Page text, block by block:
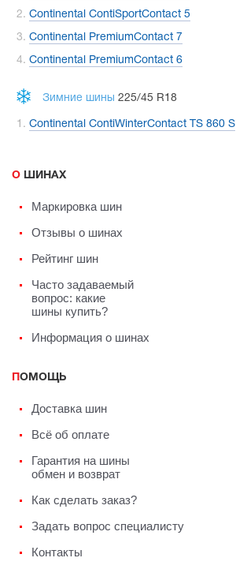
Continental ContiSportContact 5
Continental PremiumContact 7
Continental PremiumContact 6
Зимние шины 225/45 R18
Continental ContiWinterContact TS 860 S
О ШИНАХ
Маркировка шин
Отзывы о шинах
Рейтинг шин
Часто задаваемый
вопрос: какие
шины купить?
Информация о шинах
ПОМОЩЬ
Доставка шин
Всё об оплате
Гарантия на шины
обмен и возврат
Как сделать заказ?
Задать вопрос специалисту
Контакты